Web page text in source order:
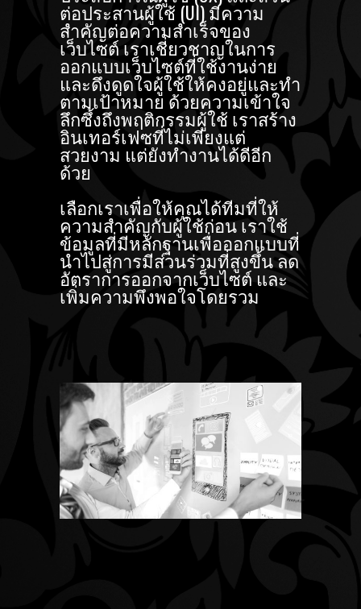
ต่อประสานผู้ใช้ (UI) มีความ
สำคัญต่อความสำเร็จของ
เว็บไซต์ เราเชี่ยวชาญในการ
ออกแบบเว็บไซต์ที่ใช้งานง่าย
และดึงดูดใจผู้ใช้ให้คงอยู่และทำ
ตามเป้าหมาย ด้วยความเข้าใจ
ลึกซึ้งถึงพฤติกรรมผู้ใช้ เราสร้าง
อินเทอร์เฟซที่ไม่เพียงแต่
สวยงาม แต่ยังทำงานได้ดีอีก
ด้วย
เลือกเราเพื่อให้คุณได้ทีมที่ให้
ความสำคัญกับผู้ใช้ก่อน เราใช้
ข้อมูลที่มีหลักฐานเพื่อออกแบบที่
นำไปสู่การมีส่วนร่วมที่สูงขึ้น ลด
อัตราการออกจากเว็บไซต์ และ
เพิ่มความพึงพอใจโดยรวม